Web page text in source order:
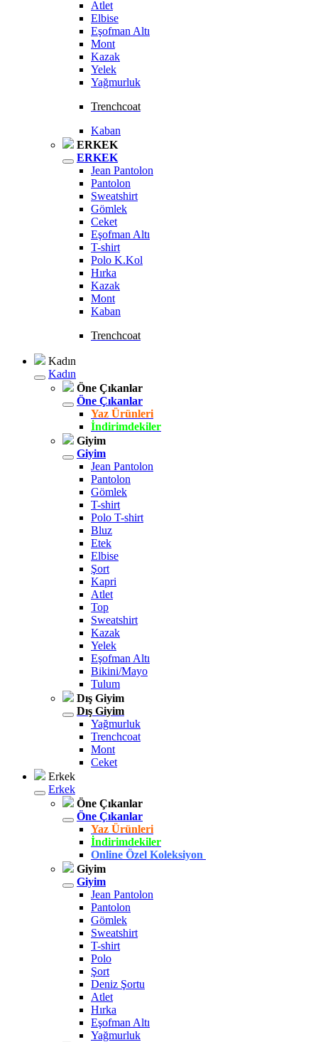
Atlet
Elbise
Eşofman Altı
Mont
Kazak
Yelek
Yağmurluk
Trenchcoat
Kaban
ERKEK
ERKEK
Jean Pantolon
Pantolon
Sweatshirt
Gömlek
Ceket
Eşofman Altı
T-shirt
Polo K.Kol
Hırka
Kazak
Mont
Kaban
Trenchcoat
Kadın
Kadın
Öne Çıkanlar
Öne Çıkanlar
Yaz Ürünleri
İndirimdekiler
Giyim
Giyim
Jean Pantolon
Pantolon
Gömlek
T-shirt
Polo T-shirt
Bluz
Etek
Elbise
Şort
Kapri
Atlet
Top
Sweatshirt
Kazak
Yelek
Eşofman Altı
Bikini/Mayo
Tulum
Dış Giyim
Dış Giyim
Yağmurluk
Trenchcoat
Mont
Ceket
Erkek
Erkek
Öne Çıkanlar
Öne Çıkanlar
Yaz Ürünleri
İndirimdekiler
Online Özel Koleksiyon
Giyim
Giyim
Jean Pantolon
Pantolon
Gömlek
Sweatshirt
T-shirt
Polo
Şort
Deniz Şortu
Atlet
Hırka
Eşofman Altı
Yağmurluk